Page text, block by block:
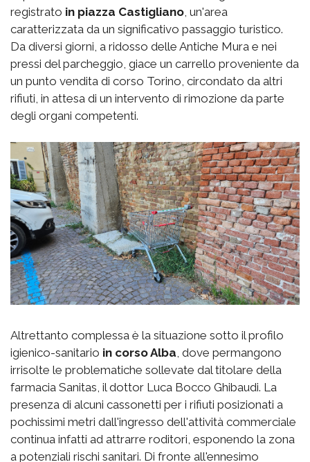
registrato in piazza Castigliano , un'area
caratterizzata da un significativo passaggio turistico.
Da diversi giorni, a ridosso delle Antiche Mura e nei
pressi del parcheggio, giace un carrello proveniente da
un punto vendita di corso Torino, circondato da altri
rifiuti, in attesa di un intervento di rimozione da parte
degli organi competenti.
Altrettanto complessa è la situazione sotto il profilo
igienico-sanitario in corso Alba , dove permangono
irrisolte le problematiche sollevate dal titolare della
farmacia Sanitas, il dottor Luca Bocco Ghibaudi. La
presenza di alcuni cassonetti per i rifiuti posizionati a
pochissimi metri dall'ingresso dell'attività commerciale
continua infatti ad attrarre roditori, esponendo la zona
a potenziali rischi sanitari. Di fronte all'ennesimo